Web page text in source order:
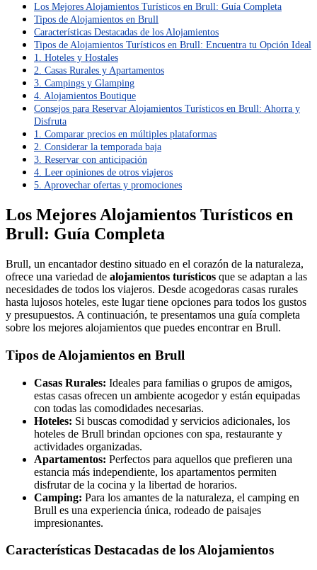
Los Mejores Alojamientos Turísticos en Brull: Guía Completa
Tipos de Alojamientos en Brull
Características Destacadas de los Alojamientos
Tipos de Alojamientos Turísticos en Brull: Encuentra tu Opción Ideal
1. Hoteles y Hostales
2. Casas Rurales y Apartamentos
3. Campings y Glamping
4. Alojamientos Boutique
Consejos para Reservar Alojamientos Turísticos en Brull: Ahorra y
Disfruta
1. Comparar precios en múltiples plataformas
2. Considerar la temporada baja
3. Reservar con anticipación
4. Leer opiniones de otros viajeros
5. Aprovechar ofertas y promociones
Los Mejores Alojamientos Turísticos en
Brull: Guía Completa
Brull, un encantador destino situado en el corazón de la naturaleza,
ofrece una variedad de alojamientos turísticos que se adaptan a las
necesidades de todos los viajeros. Desde acogedoras casas rurales
hasta lujosos hoteles, este lugar tiene opciones para todos los gustos
y presupuestos. A continuación, te presentamos una guía completa
sobre los mejores alojamientos que puedes encontrar en Brull.
Tipos de Alojamientos en Brull
Casas Rurales: Ideales para familias o grupos de amigos,
estas casas ofrecen un ambiente acogedor y están equipadas
con todas las comodidades necesarias.
Hoteles: Si buscas comodidad y servicios adicionales, los
hoteles de Brull brindan opciones con spa, restaurante y
actividades organizadas.
Apartamentos: Perfectos para aquellos que prefieren una
estancia más independiente, los apartamentos permiten
disfrutar de la cocina y la libertad de horarios.
Camping: Para los amantes de la naturaleza, el camping en
Brull es una experiencia única, rodeado de paisajes
impresionantes.
Características Destacadas de los Alojamientos